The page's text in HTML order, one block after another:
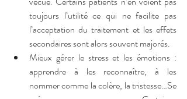
toujours l’utilité ce qui ne facilite pas
l’acceptation du traitement et les effets
secondaires sont alors souvent majorés.
Mieux gérer le stress et les émotions :
apprendre à les reconnaître, à les
nommer comme la colère, la tristesse…Se